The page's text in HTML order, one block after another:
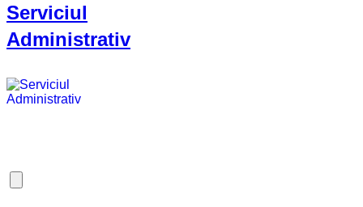
Serviciul
Administrativ